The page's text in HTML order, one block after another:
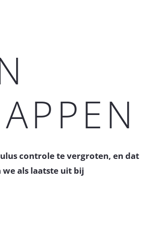
controle te vergroten, en dat
als laatste uit bij